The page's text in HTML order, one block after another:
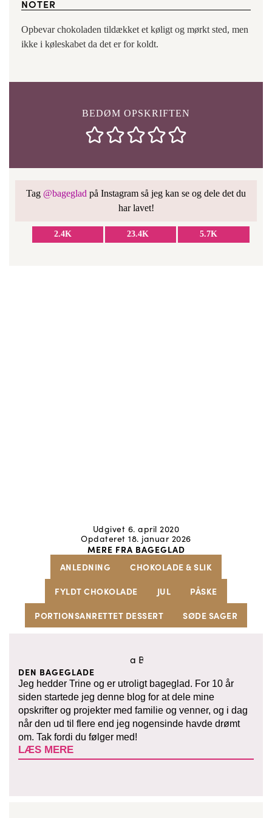
NOTER
Opbevar chokoladen tildækket et køligt og mørkt sted, men
ikke i køleskabet da det er for koldt.
BEDØM OPSKRIFTEN
Tag @bageglad på Instagram så jeg kan se og dele det du
har lavet!
2.4K 23.4K 5.7K
Udgivet 6. april 2020
Opdateret 18. januar 2026
MERE FRA BAGEGLAD
ANLEDNING
CHOKOLADE & SLIK
FYLDT CHOKOLADE
JUL
PÅSKE
PORTIONSANRETTET DESSERT
SØDE SAGER
DEN BAGEGLADE
Jeg hedder Trine og er utroligt bageglad. For 10 år
siden startede jeg denne blog for at dele mine
opskrifter og projekter med familie og venner, og i dag
når den ud til flere end jeg nogensinde havde drømt
om. Tak fordi du følger med!
LÆS MERE